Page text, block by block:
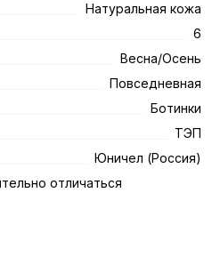
Натуральная кожа
6
Весна/Осень
Повседневная
Ботинки
ТЭП
Юничел (Россия)
отличаться